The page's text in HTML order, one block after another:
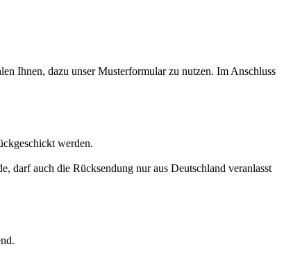
Ihnen, dazu unser Musterformular zu nutzen. Im Anschluss
werden.
darf auch die Rücksendung nur aus Deutschland veranlasst